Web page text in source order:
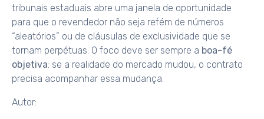
tribunais estaduais abre uma janela de oportunidade
para que o revendedor não seja refém de números
“aleatórios” ou de cláusulas de exclusividade que se
tornam perpétuas. O foco deve ser sempre a boa-fé
objetiva: se a realidade do mercado mudou, o contrato
precisa acompanhar essa mudança.
Autor: